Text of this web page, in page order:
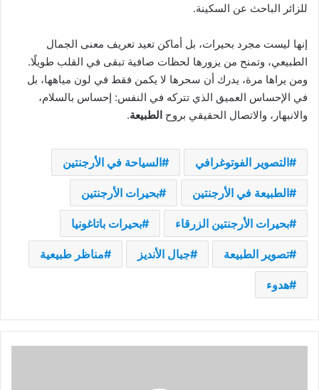
للزائر الباحث عن السكينة.
إنها ليست مجرد بحيرات، بل أماكن تعيد تعريف معنى الجمال
الطبيعي، وتمنح من يزورها لحظات صافية تبقى في القلب طويلًا.
ومن يراها مرة، يدرك أن سحرها لا يكمن فقط في لون مياهها، بل
في الإحساس العميق الذي تتركه في النفس: إحساس بالسلام،
والانبهار، والاتصال الحقيقي بروح الطبيعة.
التصوير الفوتوغرافي السياحة في الأرجنتين
الطبيعة في الأرجنتين بحيرات الأرجنتين
بحيرات الأرجنتين الزرقاء بحيرات باتاغونيا
تصوير الطبيعة جبال الأنديز مناظر طبيعية
هدوء